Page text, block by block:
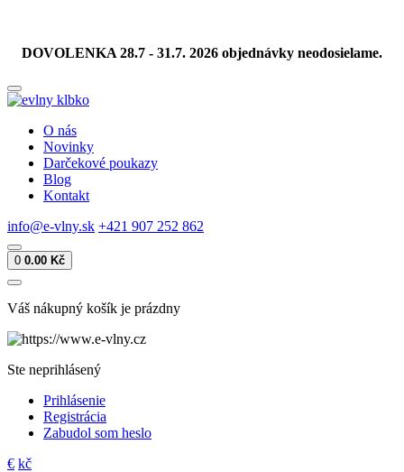
DOVOLENKA 28.7 - 31.7. 2026 objednávky neodosielame.
O nás
Novinky
Darčekové poukazy
Blog
Kontakt
info@e-vlny.sk +421 907 252 862
0 0.00 Kč
Váš nákupný košík je prázdny
Ste neprihlásený
Prihlásenie
Registrácia
Zabudol som heslo
€ kč